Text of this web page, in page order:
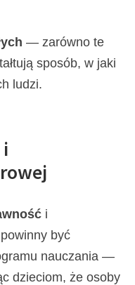
— zarówno te
sposób, w jaki
ludzi.
i
i
być
nauczania —
dzieciom, że osoby